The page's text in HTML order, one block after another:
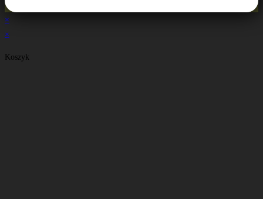
×
×
Koszyk